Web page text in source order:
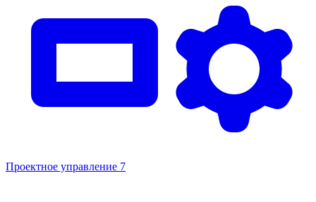
Проектное управление 7